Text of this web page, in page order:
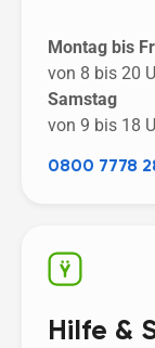
Montag bis
von 8 bis 20
Samstag
von 9 bis 18
0800 7778
Hilfe &